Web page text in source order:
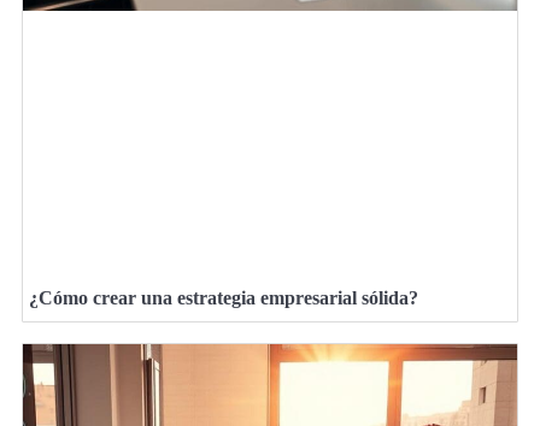
¿Cómo crear una estrategia empresarial sólida?